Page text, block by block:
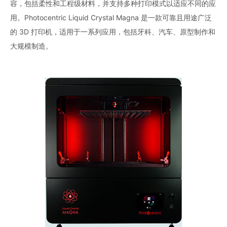
容，包括柔性和工程级材料，并支持多种打印模式以适应不同的应
用。Photocentric Liquid Crystal Magna 是一款可靠且用途广泛
的 3D 打印机，适用于一系列应用，包括牙科、汽车、原型制作和
大规模制造。